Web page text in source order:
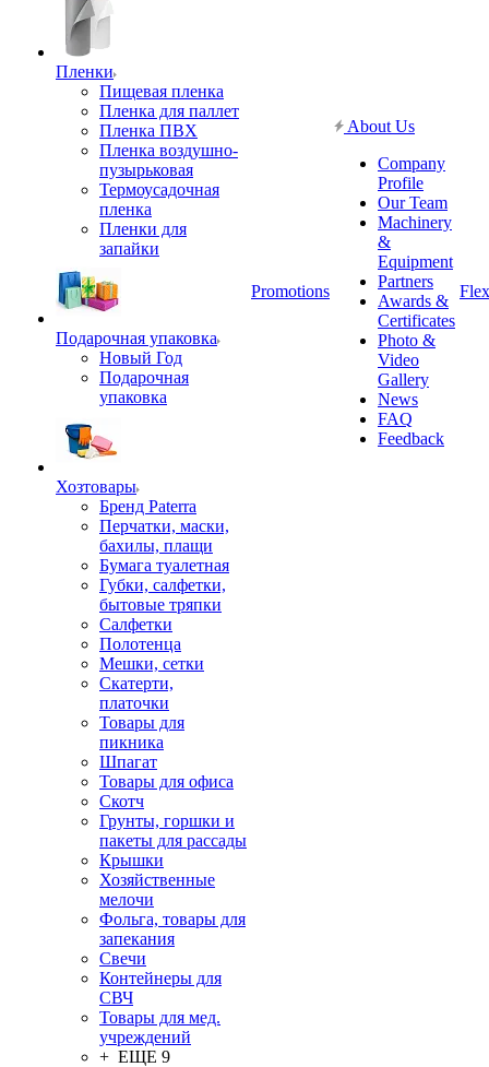
Пленки
Пищевая пленка
Пленка для паллет
Пленка ПВХ
Пленка воздушно-
пузырьковая
Термоусадочная
пленка
Пленки для
запайки
Подарочная упаковка
Новый Год
Подарочная
упаковка
Хозтовары
Бренд Paterra
Перчатки, маски,
бахилы, плащи
Бумага туалетная
Губки, салфетки,
бытовые тряпки
Салфетки
Полотенца
Мешки, сетки
Скатерти,
платочки
Товары для
пикника
Шпагат
Товары для офиса
Скотч
Грунты, горшки и
пакеты для рассады
Крышки
Хозяйственные
мелочи
Фольга, товары для
запекания
Свечи
Контейнеры для
СВЧ
Товары для мед.
учреждений
+ ЕЩЕ 9
Promotions
About Us
Company
Profile
Our Team
Machinery
&
Equipment
Partners
Awards &
Certificates
Photo &
Video
Gallery
News
FAQ
Feedback